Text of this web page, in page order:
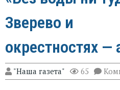
Зверево и
окрестностях —
"Наша газета" 65